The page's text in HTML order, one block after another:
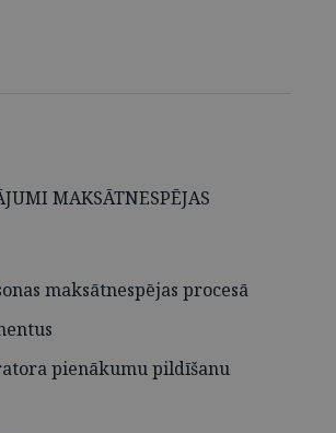
MAKSĀTNESPĒJAS
maksātnespējas procesā
pienākumu pildīšanu